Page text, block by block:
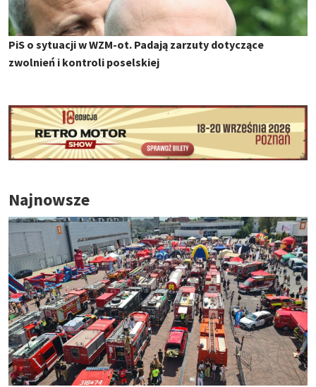
PiS o sytuacji w WZM-ot. Padają zarzuty dotyczące
zwolnień i kontroli poselskiej
Najnowsze